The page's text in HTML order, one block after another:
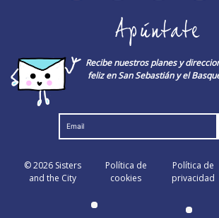
Apúntate
Recibe nuestros planes y
feliz en San Sebastián y el
© 2026 Sisters
and the City
Política de
cookies
Política de
privacidad